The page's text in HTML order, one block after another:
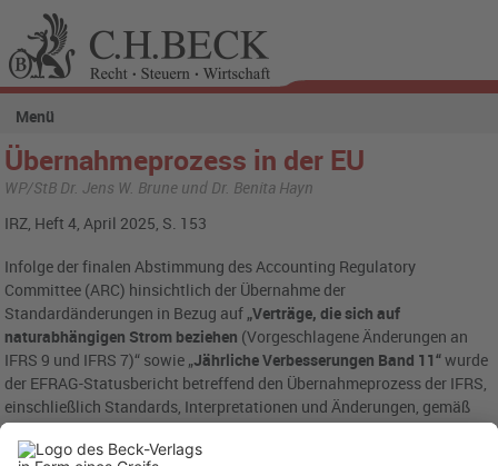
Menü
Übernahmeprozess in der EU
WP/StB Dr. Jens W. Brune und Dr. Benita Hayn
IRZ, Heft 4, April 2025, S. 153
Infolge der finalen Abstimmung des Accounting Regulatory
Committee (ARC) hinsichtlich der Übernahme der
Standardänderungen in Bezug auf „Verträge, die sich auf
naturabhängigen Strom beziehen (Vorgeschlagene Änderungen an
IFRS 9 und IFRS 7)“ sowie „Jährliche Verbesserungen Band 11“wurde
der EFRAG-Statusbericht betreffend den Übernahmeprozess der IFRS,
einschließlich Standards, Interpretationen und Änderungen, gemäß
der europäischen Rechnungslegungsregulierung letztmalig am 18.
März 2025 angepasst.